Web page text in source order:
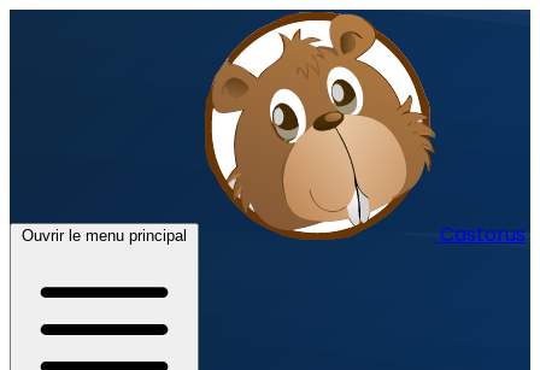
Ouvrir le menu principal Castorus